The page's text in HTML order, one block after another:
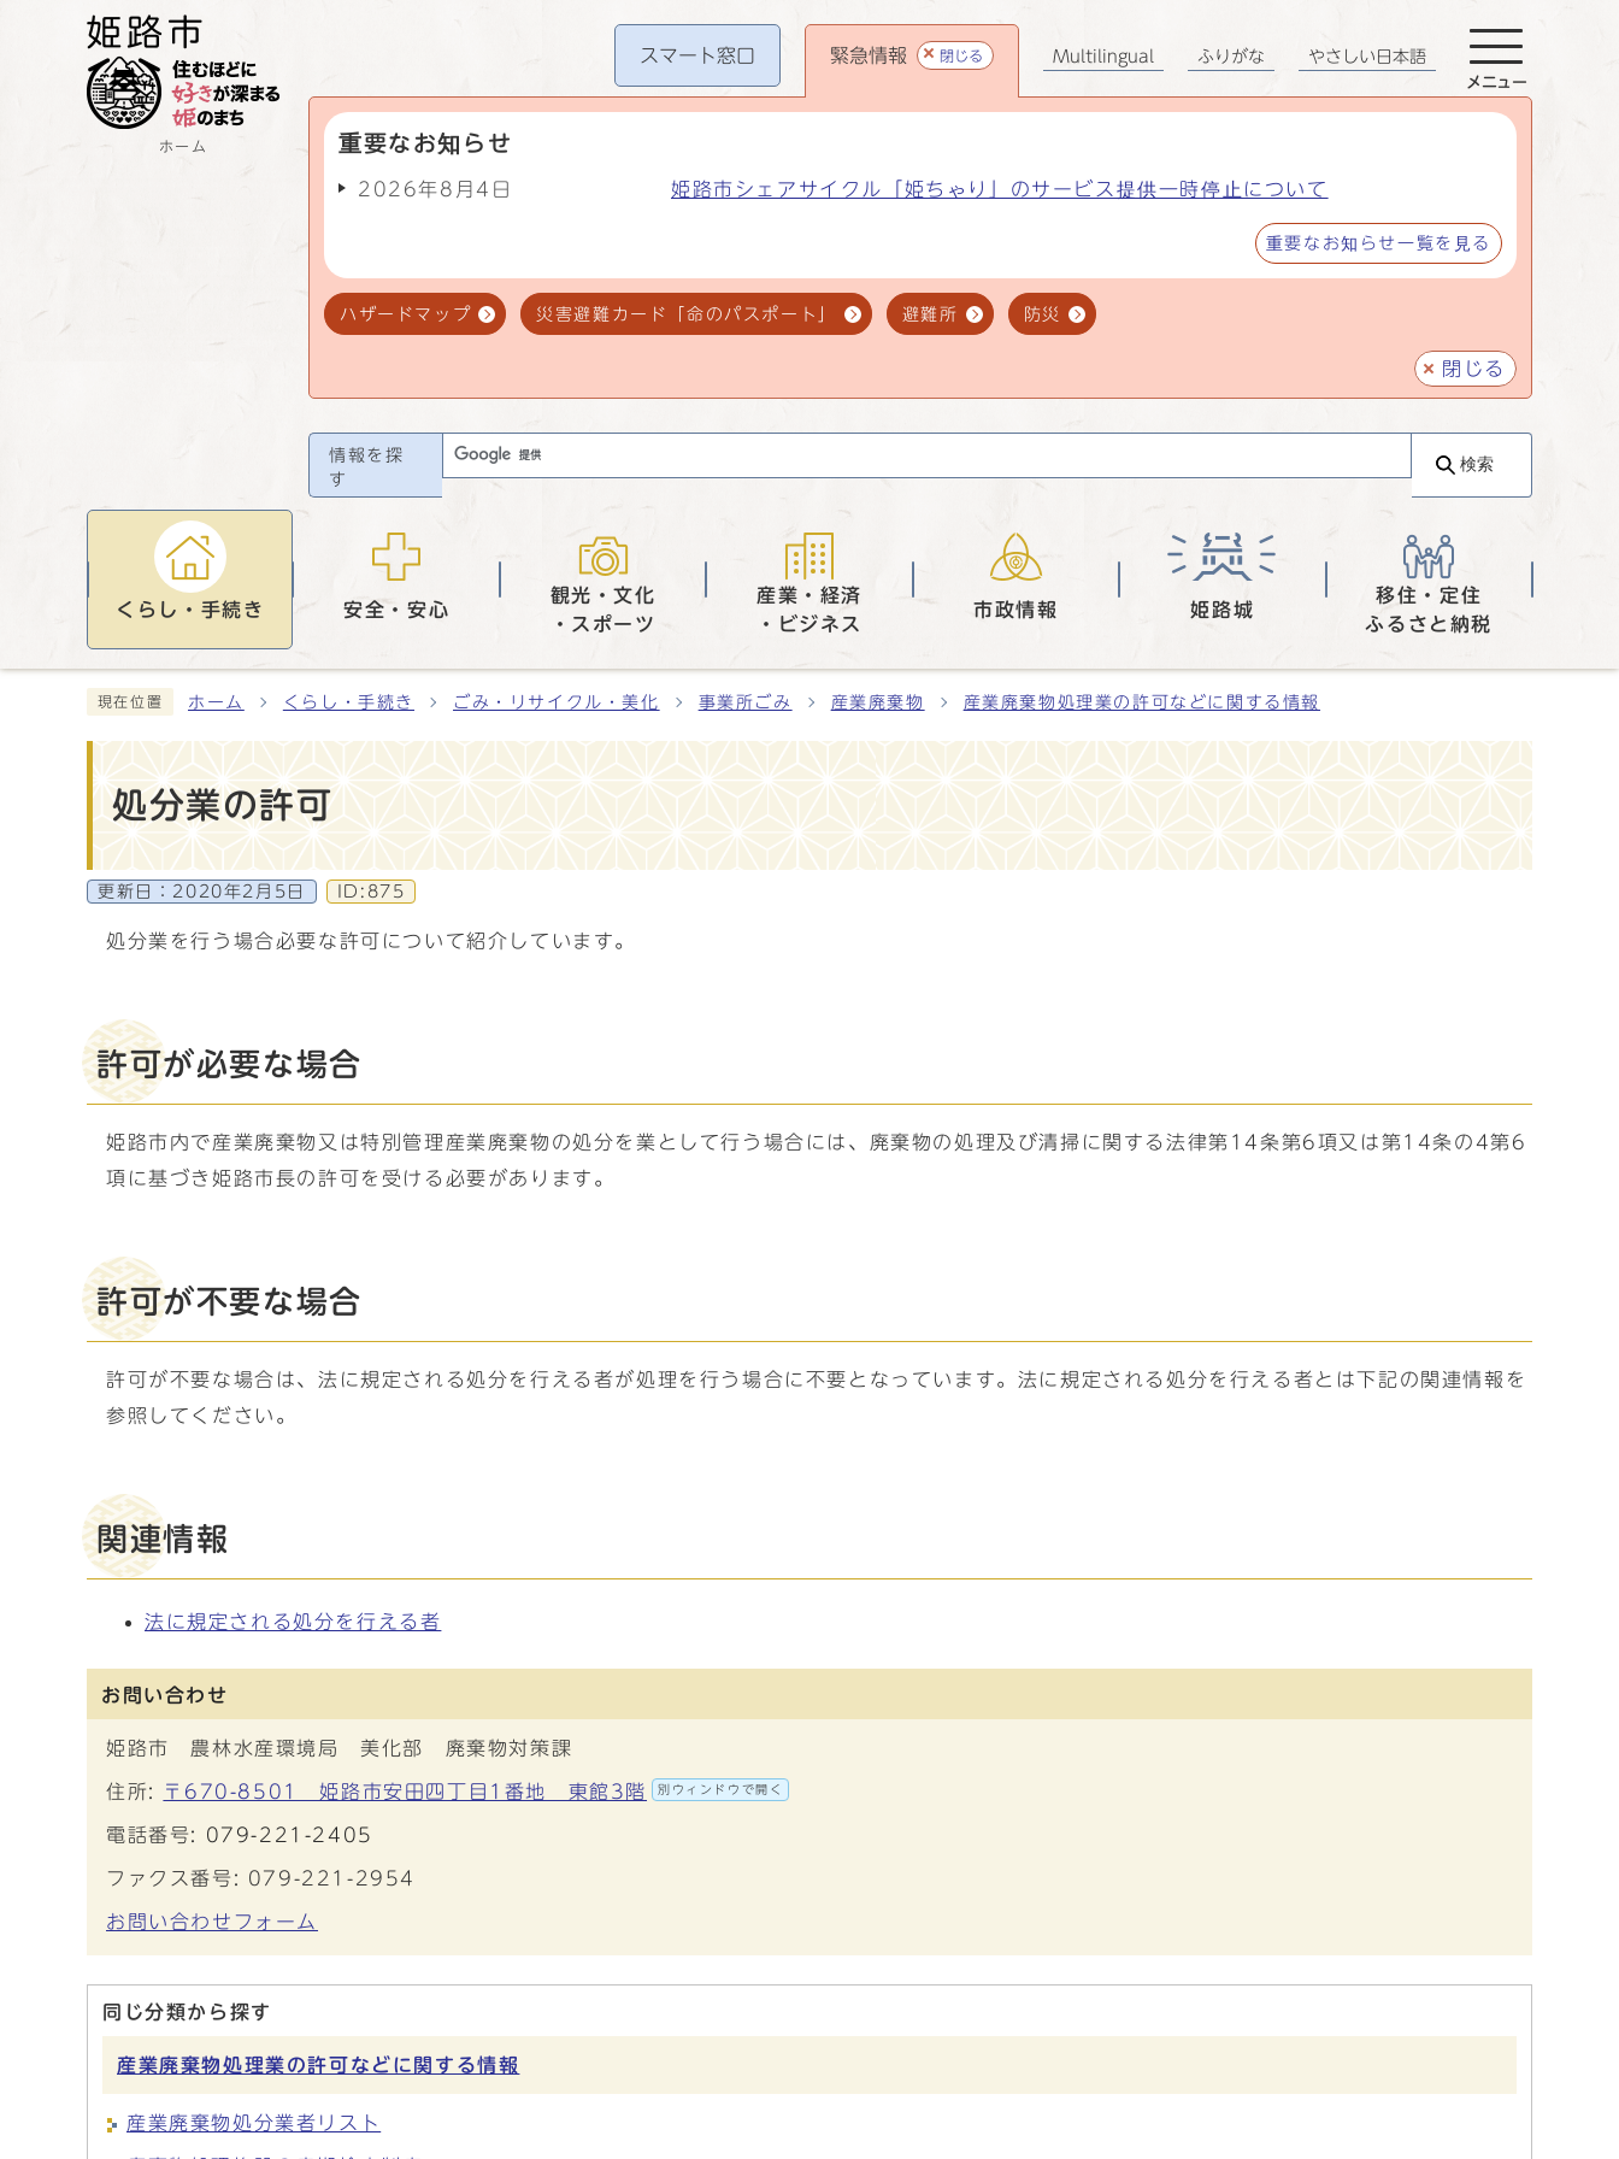
ホーム
スマート窓口 緊急情報 閉じる
重要なお知らせ
2026年8月4日 姫路市シェアサイクル「姫ちゃり」のサービス提供一時停止について
重要なお知らせ一覧を見る
ハザードマップ 災害避難カード「命のパスポート」 避難所 防災
閉じる
Multilingual ふりがな やさしい日本語
メニュー
情報を探
す
検索
くらし・手続き 安全・安心
観光・文化
・スポーツ
産業・経済
・ビジネス
市政情報 姫路城
移住・定住
ふるさと納税
現在位置 ホーム くらし・手続き ごみ・リサイクル・美化 事業所ごみ 産業廃棄物 産業廃棄物処理業の許可などに関する情報
処分業の許可
更新日： 2020年2月5日 ID:875
処分業を行う場合必要な許可について紹介しています。
許可が必要な場合
姫路市内で産業廃棄物又は特別管理産業廃棄物の処分を業として行う場合には、廃棄物の処理及び清掃に関する法律第14条第6項又は第14条の4第6
項に基づき姫路市長の許可を受ける必要があります。
許可が不要な場合
許可が不要な場合は、法に規定される処分を行える者が処理を行う場合に不要となっています。法に規定される処分を行える者とは下記の関連情報を
参照してください。
関連情報
法に規定される処分を行える者
お問い合わせ
姫路市 農林水産環境局 美化部 廃棄物対策課
住所: 〒670-8501 姫路市安田四丁目1番地 東館3階 別ウィンドウで開く
電話番号: 079-221-2405
ファクス番号: 079-221-2954
お問い合わせフォーム
同じ分類から探す
産業廃棄物処理業の許可などに関する情報
産業廃棄物処分業者リスト